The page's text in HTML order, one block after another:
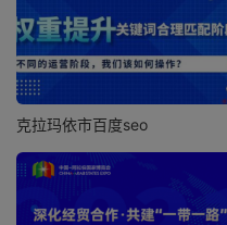
克拉玛依市百度seo